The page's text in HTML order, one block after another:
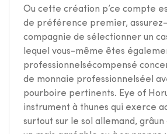
Ou cette création p’ce compte
de préférence premier,
compagnie de sélectionner un
lequel vous-même êtes
professionnelsécompensé
de monnaie professionnelséel
pourboire pertinents. Eye of
instrument à thunes qui exerce
surtout sur le sol allemand,